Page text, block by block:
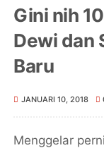
Gini nih
Dewi dan
Baru
JANUARI 10, 2018
Menggelar